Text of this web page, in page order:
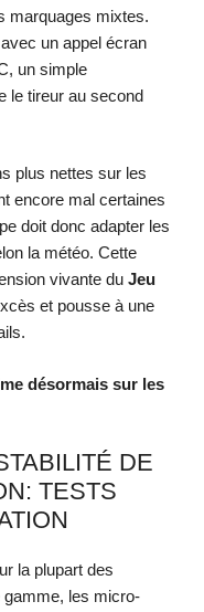
marquages mixtes.
un appel écran
un simple
le tireur au second
plus nettes sur les
encore mal certaines
doit donc adapter les
la météo. Cette
vivante du Jeu
et pousse à une
désormais sur les
DE
TESTS
la plupart des
gamme, les micro-